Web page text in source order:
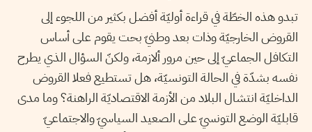
تبدو هذه الخطّة في قراءة أوليّة أفضل بكثير من اللجوء إلى
القروض الخارجيّة وذات بعد وطنيّ بحت يقوم على أساس
التكافل الجماعيّ إلى حين مرور ألازمة، ولكنّ السؤال الذي يطرح
نفسه بشدّة في الحالة التونسيّة، هل تستطيع فعلا القروض
الداخليّة انتشال البلاد من الأزمة الاقتصاديّة الراهنة؟ وما مدى
قابليّة الوضع التونسيّ على الصعيد السياسيّ والاجتماعيّ